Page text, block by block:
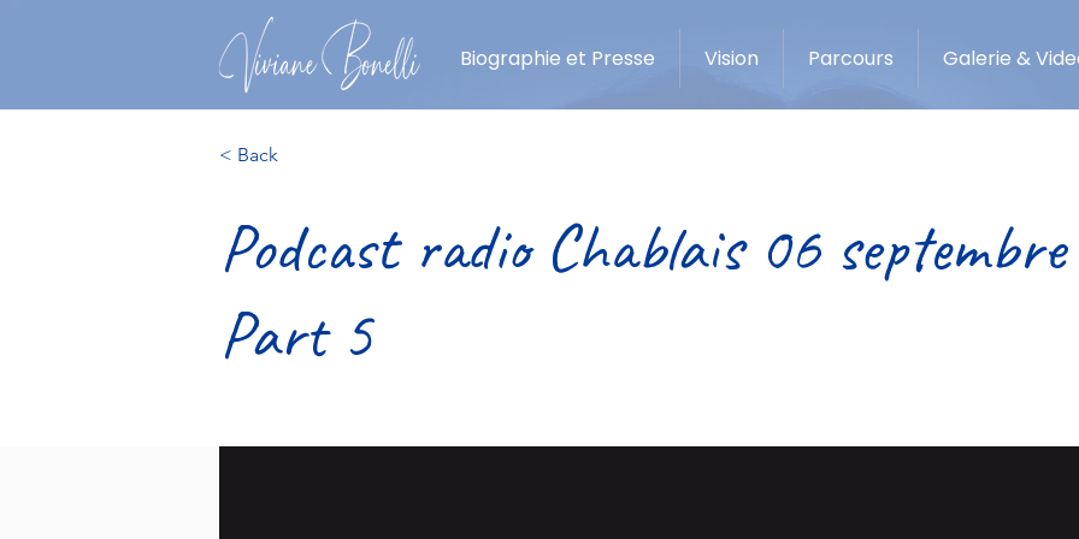
Biographie et Presse Vision Parcours Galerie &
< Back
Podcast radio Chablais 06
Part 5